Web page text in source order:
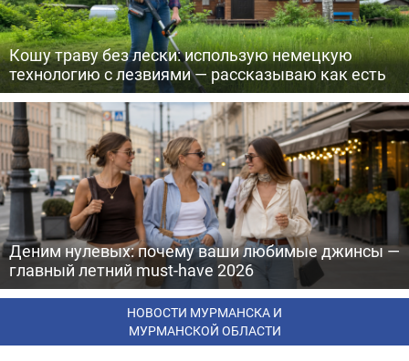
Кошу траву без лески: использую немецкую
технологию с лезвиями — рассказываю как есть
Деним нулевых: почему ваши любимые джинсы —
главный летний must-have 2026
НОВОСТИ МУРМАНСКА И
МУРМАНСКОЙ ОБЛАСТИ